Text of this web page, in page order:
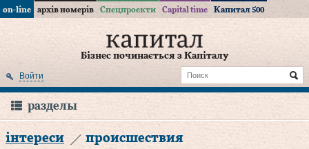
on-line архів номерів Спецпроекти Capital time Капитал 500
Бізнес починається з Капіталу
Войти
разделы
інтереси происшествия